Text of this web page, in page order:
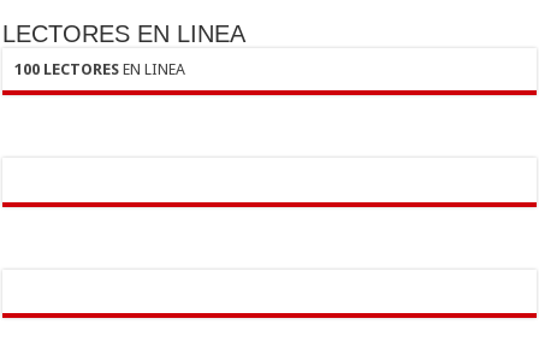
LECTORES EN LINEA
100 LECTORES EN LINEA